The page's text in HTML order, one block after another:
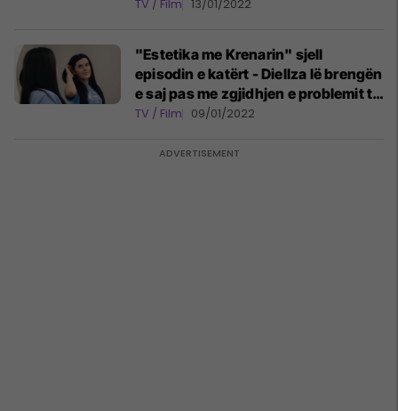
Krenarin”
TV / Film 13/01/2022
"Estetika me Krenarin" sjell
episodin e katërt - Diellza lë brengën
e saj pas me zgjidhjen e problemit të
qimeve
TV / Film 09/01/2022